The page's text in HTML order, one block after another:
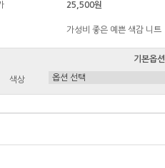
25,500원
가성비 좋은 예쁜 색감 니트
기본옵션
색상